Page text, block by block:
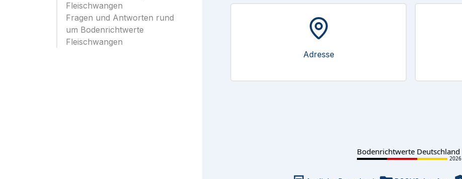
Fleischwangen
Fragen und Antworten rund
um Bodenrichtwerte
Fleischwangen
Adresse
Bodenrichtwerte Deutschland
2026